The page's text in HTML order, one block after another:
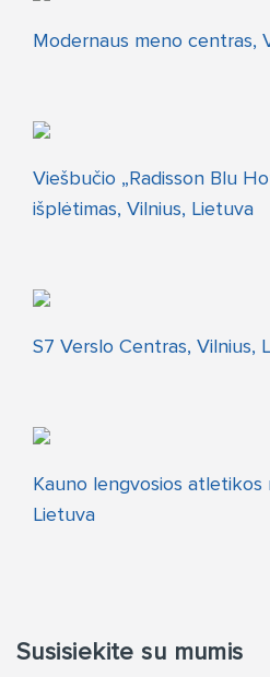
Modernaus meno centras,
Viešbučio „Radisson Blu
išplėtimas, Vilnius, Lietuva
S7 Verslo Centras, Vilnius,
Kauno lengvosios atletikos
Lietuva
Susisiekite su mumis